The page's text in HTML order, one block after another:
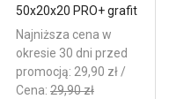
50x20x20 PRO+ grafit
Najniższa cena w
okresie 30 dni przed
promocją: 29,90 zł /
Cena: 29,90 zł